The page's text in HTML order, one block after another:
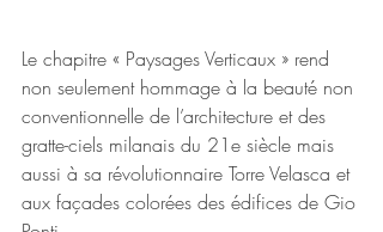
Le chapitre « Paysages Verticaux » rend
non seulement hommage à la beauté non
conventionnelle de l’architecture et des
gratte-ciels milanais du 21e siècle mais
aussi à sa révolutionnaire Torre Velasca et
aux façades colorées des édifices de Gio